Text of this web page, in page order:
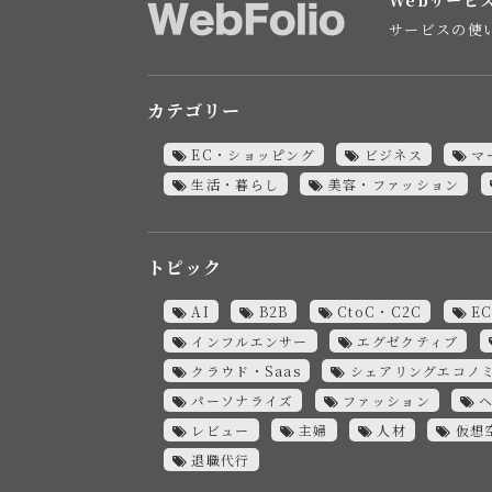
サービスの使
カテゴリー
EC・ショッピング ビジネス マ
生活・暮らし
美容・ファッション
トピック
AI B2B CtoC・C2C EC
インフルエンサー
エグゼクティブ
クラウド・Saas
シェアリングエコノ
パーソナライズ
ファッション
レビュー
主婦 人材 仮想
退職代行